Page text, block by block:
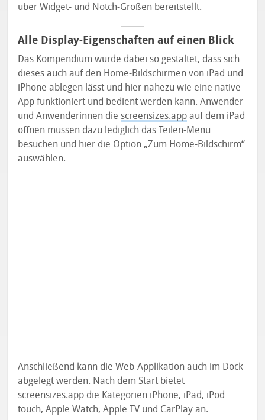
über Widget- und Notch-Größen bereitstellt.
Alle Display-Eigenschaften auf einen Blick
Das Kompendium wurde dabei so gestaltet, dass sich
dieses auch auf den Home-Bildschirmen von iPad und
iPhone ablegen lässt und hier nahezu wie eine native
App funktioniert und bedient werden kann. Anwender
und Anwenderinnen diescreensizes.app auf dem iPad
öffnen müssen dazu lediglich das Teilen-Menü
besuchen und hier die Option „Zum Home-Bildschirm“
auswählen.
Anschließend kann die Web-Applikation auch im Dock
abgelegt werden. Nach dem Start bietet
screensizes.app die Kategorien iPhone, iPad, iPod
touch, Apple Watch, Apple TV und CarPlay an.